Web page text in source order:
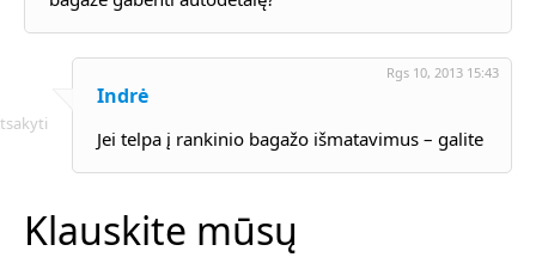
Indrė
Rgs 10, 2013 15:43
Jei telpa į rankinio bagažo išmatavimus – galite
Klauskite mūsų